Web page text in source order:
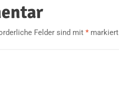
Felder sind mit *markiert